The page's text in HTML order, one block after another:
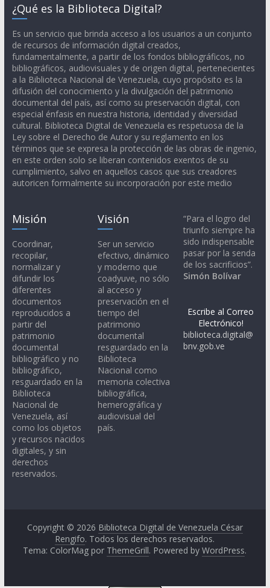
¿Qué es la Biblioteca Digital?
Es un servicio que brinda acceso a los usuarios a un conjunto
de recursos de información digital creados,
fundamentalmente, a partir de los fondos bibliográficos, no
bibliográficos, audiovisuales y de origen digital, pertenecientes
a la Biblioteca Nacional de Venezuela, cuyo propósito es la
difusión del conocimiento y la divulgación del patrimonio
documental del país, así como su preservación digital, con
especial énfasis en nuestra historia, identidad y diversidad
cultural. Biblioteca Digital de Venezuela es respetuosa de la
Ley sobre el Derecho de Autor y su reglamento en los
términos que se expresa la protección de las obras de ingenio,
en este orden solo se liberan contenidos exentos de su
cumplimiento, salvo en aquellos casos que sus creadores
autoricen formalmente su incorporación por este medio
Misión
Coordinar,
recopilar,
normalizar y
difundir los
diferentes
documentos
reproducidos a
partir del
patrimonio
documental
bibliográfico y no
bibliográfico,
resguardado en la
Biblioteca
Nacional de
Venezuela, así
como los objetos
y recursos nacidos
digitales, y sin
derechos
reservados.
Visión
Ser un servicio
efectivo, dinámico
y moderno que
coadyuve, no sólo
al acceso y
preservación en el
tiempo del
patrimonio
documental
resguardado en la
Biblioteca
Nacional como
memoria colectiva
bibliográfica,
hemerográfica y
audiovisual del
país.
“Para el logro del
triunfo siempre ha
sido indispensable
pasar por la senda
de los sacrificios”.
Simón Bolívar
Escribe al Correo
Electrónico!
biblioteca.digital@
bnv.gob.ve
Copyright © 2026 Biblioteca Digital de Venezuela César
Rengifo. Todos los derechos reservados.
Tema: ColorMag por ThemeGrill. Powered byWordPress.